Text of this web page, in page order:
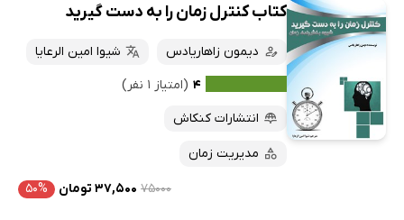
کتاب کنترل زمان را به دست گیرید
دیمون زاهاریادس
شیوا امین الرعایا
۴ (امتیاز ۱ نفر)
انتشارات کنکاش
مدیریت زمان
۷۵۰۰۰ ۳۷,۵۰۰ تومان ۵۰%